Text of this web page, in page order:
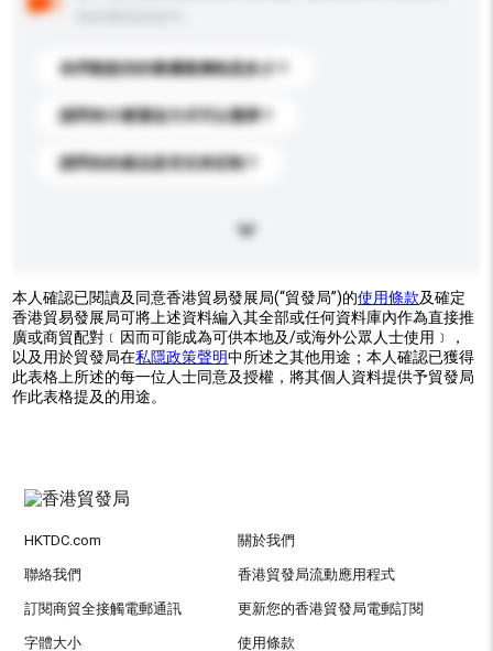
你們能提供的最優惠價格是多少？
請問有什麼運送方式可以選擇？
請問你的產品是否支持定制？
本人確認已閱讀及同意香港貿易發展局(“貿發局”)的使用條款及確定
香港貿易發展局可將上述資料編入其全部或任何資料庫內作為直接推
廣或商貿配對﹝因而可能成為可供本地及/或海外公眾人士使用﹞，
以及用於貿發局在私隱政策聲明中所述之其他用途；本人確認已獲得
此表格上所述的每一位人士同意及授權，將其個人資料提供予貿發局
作此表格提及的用途。
HKTDC.com 關於我們
聯絡我們 香港貿發局流動應用程式
訂閱商貿全接觸電郵通訊 更新您的香港貿發局電郵訂閱
字體大小 使用條款